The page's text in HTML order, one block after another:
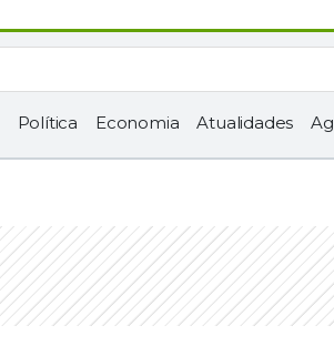
Política Economia Atualidades